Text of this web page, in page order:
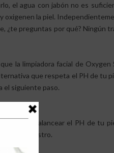
el agua con jabón no es
oxigenen la piel.
¿te preguntas por qué? Ningún
la limpiadora facial de Oxygen
que respeta el PH de tu
el siguiente paso.
tejido y balancear el PH de tu
nuestro rostro.